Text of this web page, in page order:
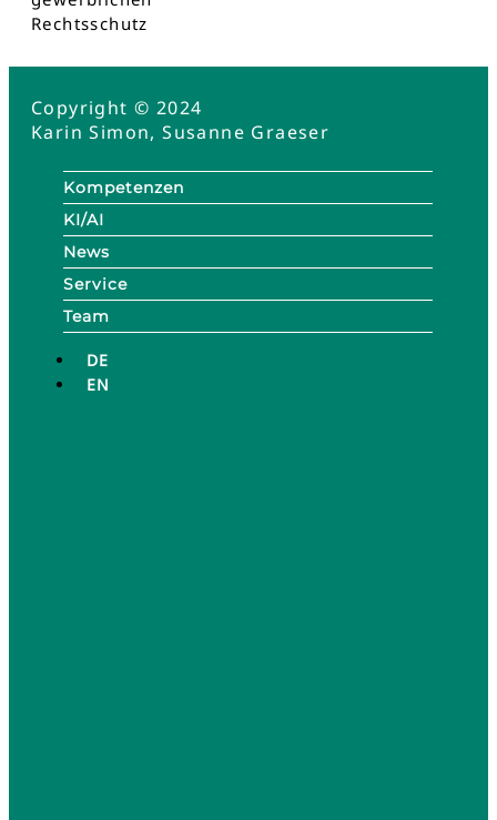
Rechtsschutz
Copyright © 2024
Karin Simon, Susanne Graeser
Kompetenzen
KI/AI
News
Service
Team
DE
EN